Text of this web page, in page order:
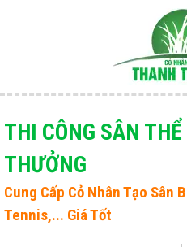
Giới thiệu
Sản phẩm
Tin Tức - Sự kiện
THI CÔNG SÂN
THƯỞNG
Cung Cấp Cỏ Nhân Tạo Sân
Tennis,... Giá Tốt